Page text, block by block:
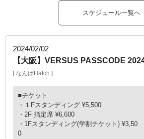
スケジュール一覧へ
2024/02/02
【大阪】VERSUS PASSCODE
なんばHatch
■チケット
・１Fスタンディング ¥5,500
・2F 指定席 ¥6,600
・1Fスタンディング(学割チケット) ¥3,50
0